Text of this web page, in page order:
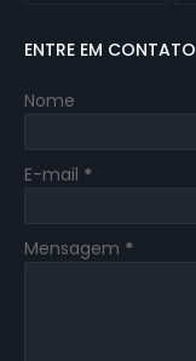
ENTRE EM CONTATO
Nome
E-mail *
Mensagem *